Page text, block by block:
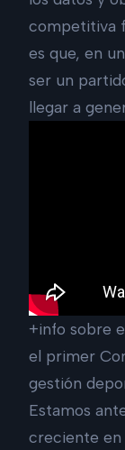
competitiva
es que, en
ser un
llegar a
+info sobre
el primer
gestión
Estamos
creciente en